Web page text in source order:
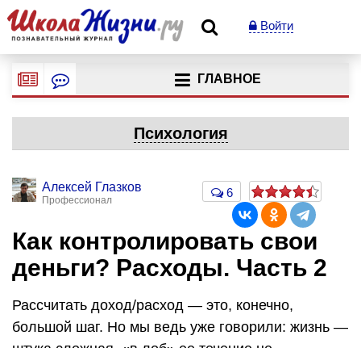
Войти
ГЛАВНОЕ
Психология
Алексей Глазков
Профессионал
6
Как контролировать свои
деньги? Расходы. Часть 2
Рассчитать доход/расход — это, конечно,
большой шаг. Но мы ведь уже говорили: жизнь —